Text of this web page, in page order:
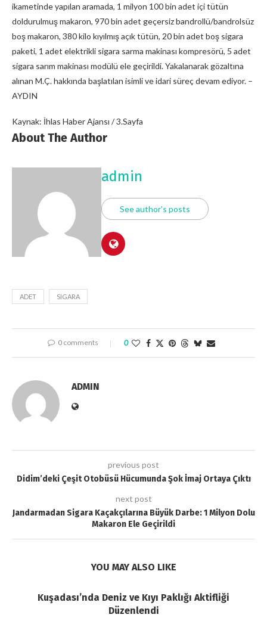
ikametinde yapılan aramada, 1 milyon 100 bin adet içi tütün
doldurulmuş makaron, 970 bin adet geçersiz bandrollü/bandrolsüz
boş makaron, 380 kilo kıyılmış açık tütün, 20 bin adet boş sigara
paketi, 1 adet elektrikli sigara sarma makinası kompresörü, 5 adet
sigara sarım makinası modülü ele geçirildi. Yakalanarak gözaltına
alınan M.Ç. hakkında başlatılan isimli ve idari süreç devam ediyor. –
AYDIN
Kaynak: İhlas Haber Ajansı / 3.Sayfa
About The Author
admin
See author's posts
ADET SIGARA
0 comments 0
ADMIN
previous post
Didim’deki Çeşit Otobüsü Hücumunda Şok İmaj Ortaya Çıktı
next post
Jandarmadan Sigara Kaçakçılarına Büyük Darbe: 1 Milyon Dolu
Makaron Ele Geçirildi
YOU MAY ALSO LIKE
Kuşadası’nda Deniz ve Kıyı Paklığı Aktifliği
Düzenlendi